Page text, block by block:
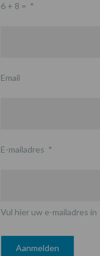
6 + 8 = *
Email
E-mailadres *
Vul hier uw e-mailadres in